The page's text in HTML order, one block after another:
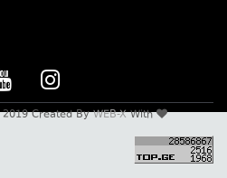
2019 Created ByWEB-XWith